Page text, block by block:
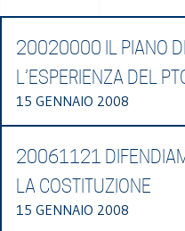
20020000 IL PIANO
L’ESPERIENZA DEL
15 GENNAIO 2008
20061121
LA COSTITUZIONE
15 GENNAIO 2008